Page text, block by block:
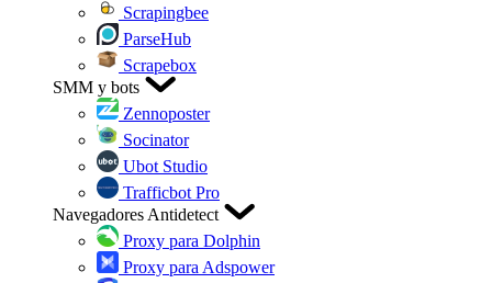
Scrapingbee
ParseHub
Scrapebox
SMM y bots
Zennoposter
Socinator
Ubot Studio
Trafficbot Pro
Navegadores Antidetect
Proxy para Dolphin
Proxy para Adspower